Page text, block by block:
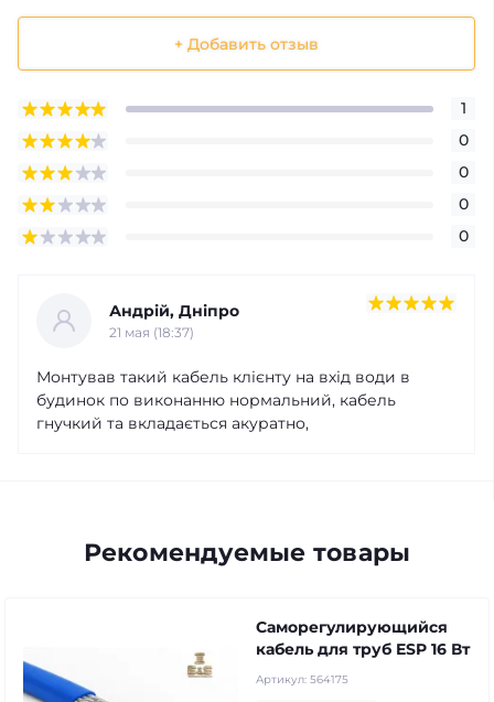
+ Добавить отзыв
1
0
0
0
0
Андрій, Дніпро
21 мая (18:37)
Монтував такий кабель клієнту на вхід води в
будинок по виконанню нормальний, кабель
гнучкий та вкладається акуратно,
Рекомендуемые товары
Саморегулирующийся
кабель для труб ESP 16 Вт
Артикул: 564175